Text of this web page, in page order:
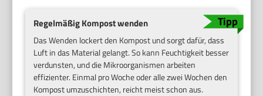
Regelmäßig Kompost wenden
Das Wenden lockert den Kompost und sorgt dafür, dass
Luft in das Material gelangt. So kann Feuchtigkeit besser
verdunsten, und die Mikroorganismen arbeiten
effizienter. Einmal pro Woche oder alle zwei Wochen den
Kompost umzuschichten, reicht meist schon aus.